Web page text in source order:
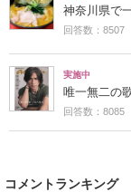
神奈川県で
回答数：8507
実施中
唯一無二の
回答数：8085
コメントランキング